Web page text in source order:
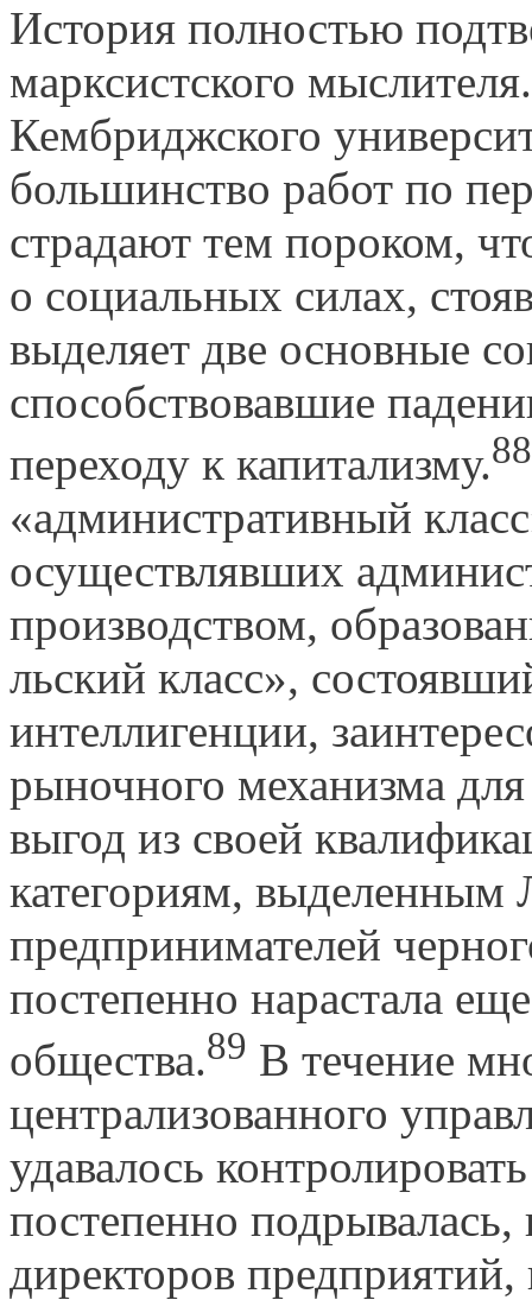
История полностью
марксистского
Кембриджского
большинство работ по
страдают тем пороком,
о социальных силах,
выделяет две основные
способствовавшие
переходу к капитализму.88
«административный
осуществлявших
производством,
льский класс»,
интеллигенции,
рыночного механиз­ма
выгод из своей
категориям,
предпринимателей
постепенно нарастала
общества.89 В течение
централизованного
удавалось
постепенно
директоров